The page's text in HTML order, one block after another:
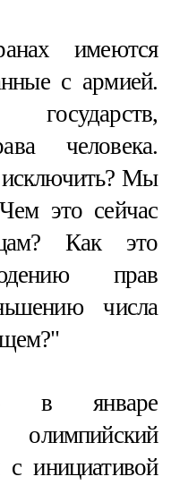
имеются
с армией.
человека.
Мы
это сейчас
Как это
прав
числа
в январе
с инициативой